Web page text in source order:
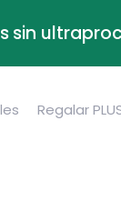
sin
Regalar